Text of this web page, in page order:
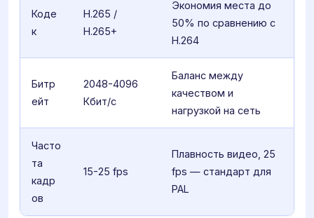
Коде
к
H.265 /
H.265+
Экономия места до
50% по сравнению с
H.264
Битр
ейт
2048-4096
Кбит/с
Баланс между
качеством и
нагрузкой на сеть
Часто
та
кадр
ов
15-25 fps
Плавность видео, 25
fps — стандарт для
PAL